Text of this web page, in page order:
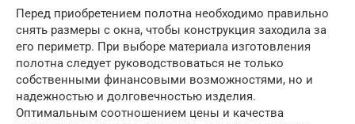
Перед приобретением полотна необходимо правильно
снять размеры с окна, чтобы конструкция заходила за
его периметр. При выборе материала изготовления
полотна следует руководствоваться не только
собственными финансовыми возможностями, но и
надежностью и долговечностью изделия.
Оптимальным соотношением цены и качества